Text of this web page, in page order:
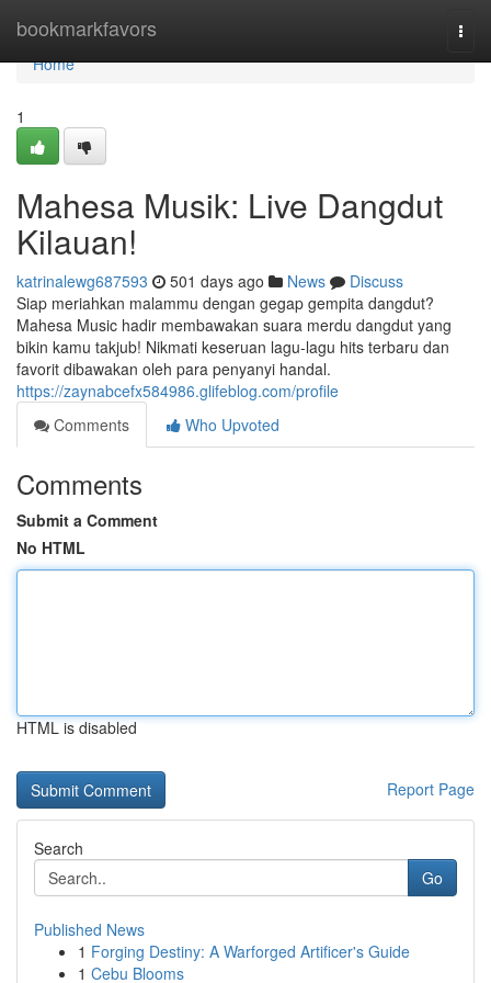
bookmarkfavors
Home
Home
1
Mahesa Musik: Live Dangdut
Kilauan!
katrinalewg687593 501 days ago News
Discuss
Siap meriahkan malammu dengan gegap gempita dangdut?
Mahesa Music hadir membawakan suara merdu dangdut yang
bikin kamu takjub! Nikmati keseruan lagu-lagu hits terbaru dan
favorit dibawakan oleh para penyanyi handal.
https://zaynabcefx584986.glifeblog.com/profile
Comments
Who Upvoted
Comments
Submit a Comment
No HTML
HTML is disabled
Report Page
Search
Go
Published News
1 Forging Destiny: A Warforged Artificer's Guide
1 Cebu Blooms